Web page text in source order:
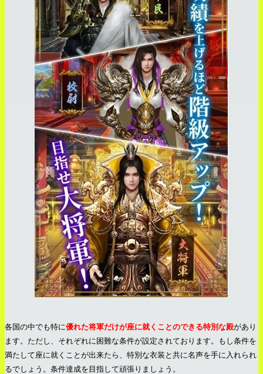
各国の中でも特に優れた将軍だけが座に就くことのできる特別な殿があり
ます。ただし、それぞれに困難な条件が設定されております。もし条件を
満たして座に就くことが出来たら、特別な衣装と共に名声を手に入れられ
るでしょう。条件達成を目指して頑張りましょう。